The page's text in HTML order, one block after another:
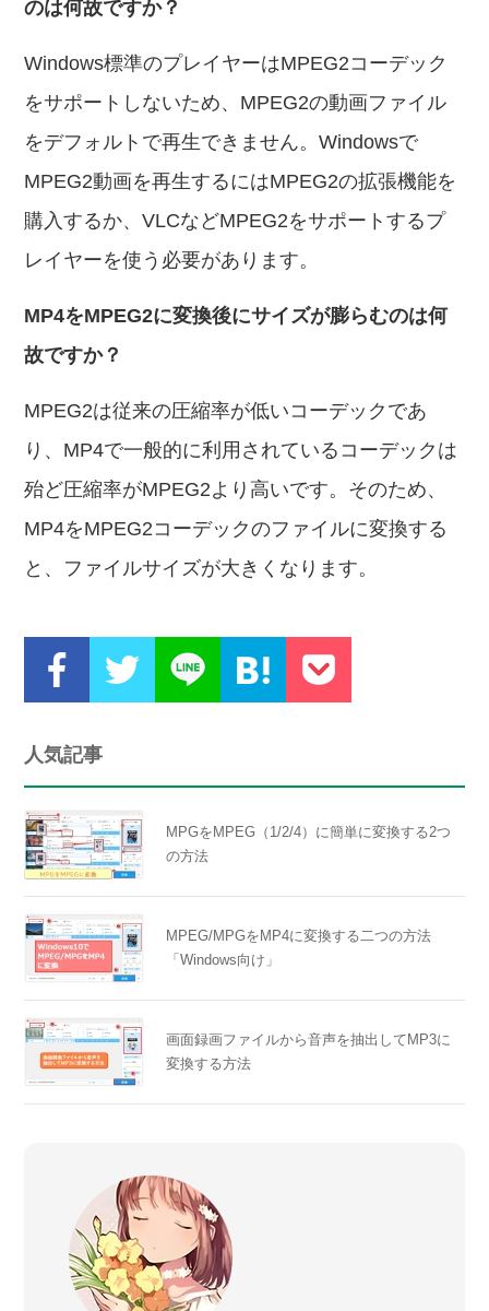
のは何故ですか？
Windows標準のプレイヤーはMPEG2コーデック
をサポートしないため、MPEG2の動画ファイル
をデフォルトで再生できません。Windowsで
MPEG2動画を再生するにはMPEG2の拡張機能を
購入するか、VLCなどMPEG2をサポートするプ
レイヤーを使う必要があります。
MP4をMPEG2に変換後にサイズが膨らむのは何
故ですか？
MPEG2は従来の圧縮率が低いコーデックであ
り、MP4で一般的に利用されているコーデックは
殆ど圧縮率がMPEG2より高いです。そのため、
MP4をMPEG2コーデックのファイルに変換する
と、ファイルサイズが大きくなります。
人気記事
MPGをMPEG（1/2/4）に簡単に変換する2つ
の方法
MPEG/MPGをMP4に変換する二つの方法
「Windows向け」
画面録画ファイルから音声を抽出してMP3に
変換する方法